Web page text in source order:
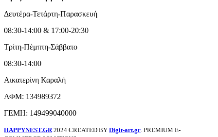
Δευτέρα-Τετάρτη-Παρασκευή
08:30-14:00 & 17:00-20:30
Τρίτη-Πέμπτη-Σάββατο
08:30-14:00
Αικατερίνη Καραλή
ΑΦΜ: 134989372
ΓΕΜΗ: 149499040000
HAPPYNEST.GR 2024 CREATED BY Digit-art.gr . PREMIUM E-